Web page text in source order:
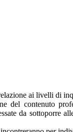
ai livelli di
del contenuto
da sottoporre